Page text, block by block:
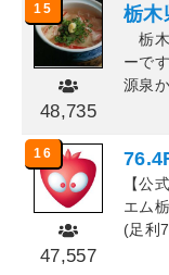
15
48,735
栃
栃
ーで
源泉
16
47,557
【公
エム
(足利